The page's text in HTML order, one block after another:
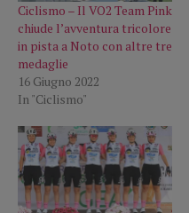
Ciclismo – Il VO2 Team Pink
chiude l’avventura tricolore
in pista a Noto con altre tre
medaglie
16 Giugno 2022
In "Ciclismo"